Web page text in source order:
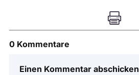

0 Kommentare
Einen Kommentar abschicken